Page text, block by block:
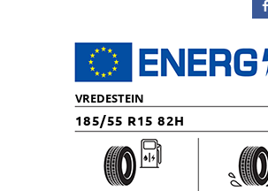
VREDESTEIN
185/55 R15 82H